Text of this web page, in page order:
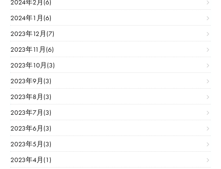
2024年2月(6)
2024年1月(6)
2023年12月(7)
2023年11月(6)
2023年10月(3)
2023年9月(3)
2023年8月(3)
2023年7月(3)
2023年6月(3)
2023年5月(3)
2023年4月(1)